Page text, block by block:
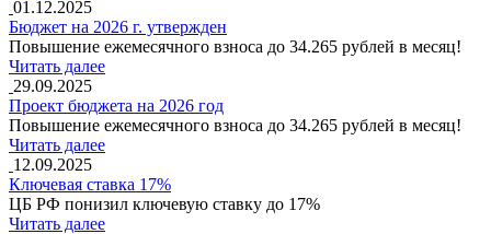
01.12.2025
Бюджет на 2026 г. утвержден
Повышение ежемесячного взноса до 34.265 рублей в месяц!
Читать далее
29.09.2025
Проект бюджета на 2026 год
Повышение ежемесячного взноса до 34.265 рублей в месяц!
Читать далее
12.09.2025
Ключевая ставка 17%
ЦБ РФ понизил ключевую ставку до 17%
Читать далее